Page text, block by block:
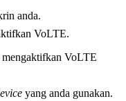
anda.
VoLTE.
VoLTE
yang anda gunakan.